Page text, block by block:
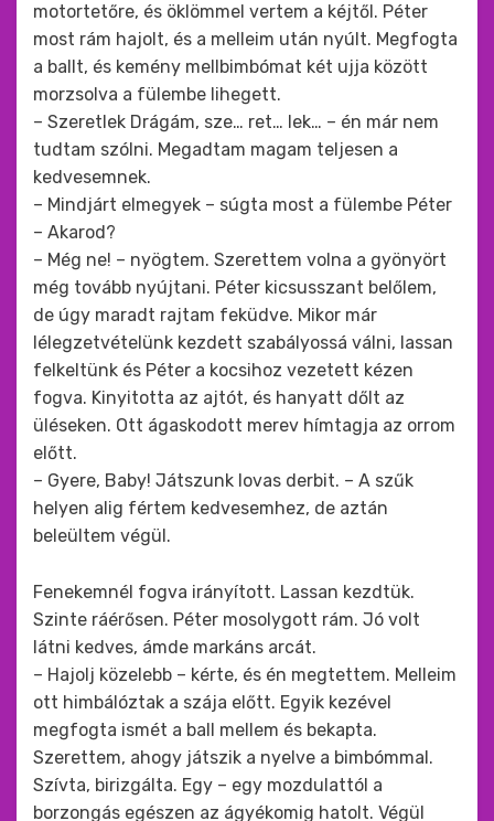
motortetőre, és öklömmel vertem a kéjtől. Péter
most rám hajolt, és a melleim után nyúlt. Megfogta
a ballt, és kemény mellbimbómat két ujja között
morzsolva a fülembe lihegett.
– Szeretlek Drágám, sze… ret… lek… – én már nem
tudtam szólni. Megadtam magam teljesen a
kedvesemnek.
– Mindjárt elmegyek – súgta most a fülembe Péter
– Akarod?
– Még ne! – nyögtem. Szerettem volna a gyönyört
még tovább nyújtani. Péter kicsusszant belőlem,
de úgy maradt rajtam feküdve. Mikor már
lélegzetvételünk kezdett szabályossá válni, lassan
felkeltünk és Péter a kocsihoz vezetett kézen
fogva. Kinyitotta az ajtót, és hanyatt dőlt az
üléseken. Ott ágaskodott merev hímtagja az orrom
előtt.
– Gyere, Baby! Játszunk lovas derbit. – A szűk
helyen alig fértem kedvesemhez, de aztán
beleültem végül.
Fenekemnél fogva irányított. Lassan kezdtük.
Szinte ráérősen. Péter mosolygott rám. Jó volt
látni kedves, ámde markáns arcát.
– Hajolj közelebb – kérte, és én megtettem. Melleim
ott himbálóztak a szája előtt. Egyik kezével
megfogta ismét a ball mellem és bekapta.
Szerettem, ahogy játszik a nyelve a bimbómmal.
Szívta, birizgálta. Egy – egy mozdulattól a
borzongás egészen az ágyékomig hatolt. Végül